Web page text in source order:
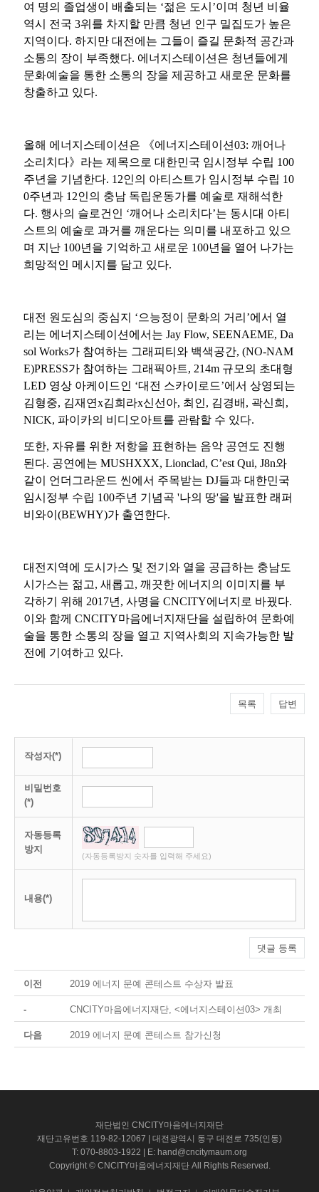
여 명의 졸업생이 배출되는 ‘젊은 도시’이며 청년 비율
역시 전국 3위를 차지할 만큼 청년 인구 밀집도가 높은
지역이다. 하지만 대전에는 그들이 즐길 문화적 공간과
소통의 장이 부족했다. 에너지스테이션은 청년들에게
문화예술을 통한 소통의 장을 제공하고 새로운 문화를
창출하고 있다.
올해 에너지스테이션은 《에너지스테이션03: 깨어나
소리치다》라는 제목으로 대한민국 임시정부 수립 100
주년을 기념한다. 12인의 아티스트가 임시정부 수립 10
0주년과 12인의 충남 독립운동가를 예술로 재해석한
다. 행사의 슬로건인 ‘깨어나 소리치다’는 동시대 아티
스트의 예술로 과거를 깨운다는 의미를 내포하고 있으
며 지난 100년을 기억하고 새로운 100년을 열어 나가는
희망적인 메시지를 담고 있다.
대전 원도심의 중심지 ‘으능정이 문화의 거리 ’에서 열
리는 에너지스테이션에서는 Jay Flow, SEENAEME, Da
sol Works가 참여하는 그래피티와 백색공간, (NO-NAM
E)PRESS가 참여하는 그래픽아트, 214m 규모의 초대형
LED 영상 아케이드인 ‘대전 스카이로드’에서 상영되는
김형중, 김재연x김희라x신선아, 최인, 김경배 , 곽신희 ,
NICK, 파이카의 비디오아트를 관람할 수 있다.
또한, 자유를 위한 저항을 표현하는 음악 공연도 진행
된다. 공연에는 MUSHXXX, Lionclad, C’est Qui, J8n와
같이 언더그라운드 씬에서 주목받는 DJ들과 대한민국
임시정부 수립 100주년 기념곡 '나의 땅'을 발표한 래퍼
비와이 (BEWHY)가 출연한다.
대전지역에 도시가스 및 전기와 열을 공급하는 충남도
시가스는 젊고, 새롭고, 깨끗한 에너지의 이미지를 부
각하기 위해 2017년 , 사명을 CNCITY에너지로 바꿨다.
이와 함께 CNCITY마음에너지재단을 설립하여 문화예
술을 통한 소통의 장을 열고 지역사회의 지속가능한 발
전에 기여하고 있다.
목록 답변
작성자(*)
비밀번호
(*)
자동등록
방지
(자동등록방지 숫자를 입력해 주세요)
내용(*)
댓글 등록
이전 2019 에너지 문예 콘테스트 수상자 발표
- CNCITY마음에너지재단, <에너지스테이션03> 개최
다음 2019 에너지 문예 콘테스트 참가신청
재단법인 CNCITY마음에너지재단
재단고유번호 119-82-12067 | 대전광역시 동구 대전로 735(인동)
T: 070-8803-1922 | E: hand@cncitymaum.org
Copyright © CNCITY마음에너지재단 All Rights Reserved.